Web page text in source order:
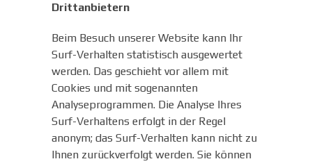
Drittanbietern
Beim Besuch unserer Website kann Ihr
Surf-Verhalten statistisch ausgewertet
werden. Das geschieht vor allem mit
Cookies und mit sogenannten
Analyseprogrammen. Die Analyse Ihres
Surf-Verhaltens erfolgt in der Regel
anonym; das Surf-Verhalten kann nicht zu
Ihnen zurückverfolgt werden. Sie können